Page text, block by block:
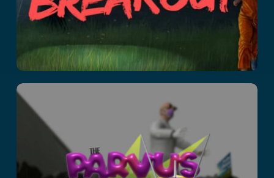
Parvus Box